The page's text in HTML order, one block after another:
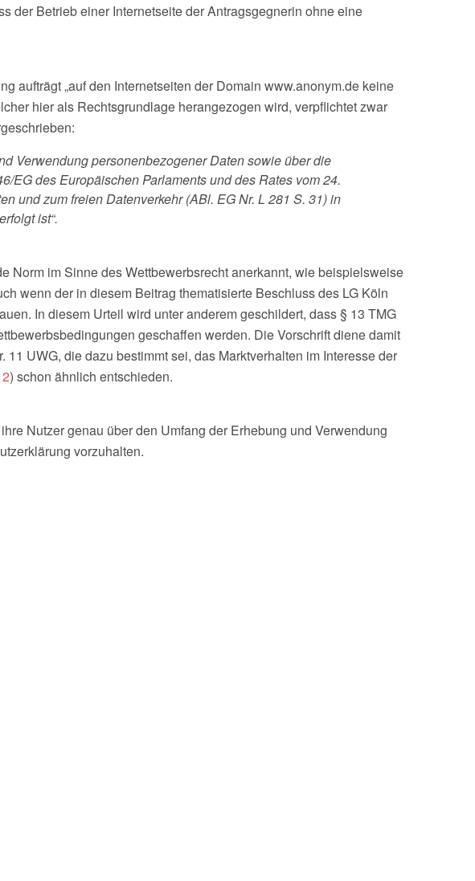
der Betrieb einer Internetseite der Antragsgegnerin ohne eine
aufträgt „auf den Internetseiten der Domain www.anonym.de keine
hier als Rechtsgrundlage herangezogen wird, verpflichtet zwar
Verwendung personenbezogener Daten sowie über die
EG des Europäischen Parlaments und des Rates vom 24.
und zum freien Datenverkehr (ABl. EG Nr. L 281 S. 31) in
ist“.
Norm im Sinne des Wettbewerbsrecht anerkannt, wie beispielsweise
wenn der in diesem Beitrag thematisierte Beschluss des LG Köln
In diesem Urteil wird unter anderem geschildert, dass § 13 TMG
geschaffen werden. Die Vorschrift diene damit
UWG, die dazu bestimmt sei, das Marktverhalten im Interesse der
) schon ähnlich entschieden.
Nutzer genau über den Umfang der Erhebung und Verwendung
vorzuhalten.